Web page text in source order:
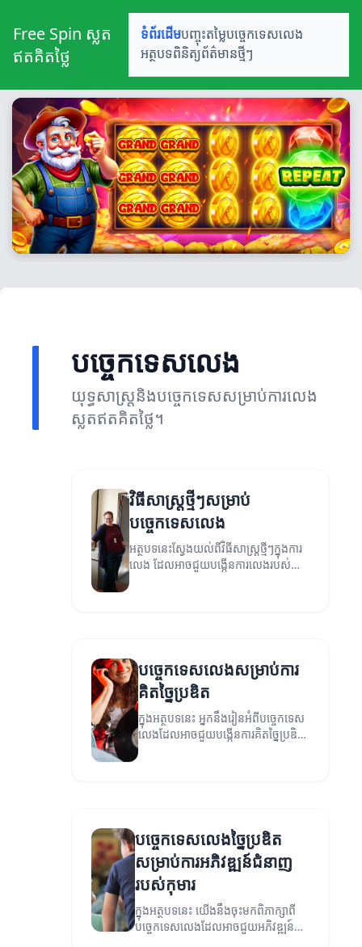
Free Spin ស្លត
ឥតគិតថ្លៃ
ទំព័រដើមបញ្ចុះតម្លៃបច្ចេកទេសលេង
អត្ថបទពិនិត្យព័ត៌មានថ្មីៗ
បច្ចេកទេសលេង
យុទ្ធសាស្ត្រនិងបច្ចេកទេសសម្រាប់ការលេង
ស្លតឥតគិតថ្លៃ។
វិធីសាស្ត្រថ្មីៗសម្រាប់
បច្ចេកទេសលេង
អត្ថបទនេះស្វែងយល់ពីវិធីសាស្ត្រថ្មីៗក្នុងការ
លេង ដែលអាចជួយបង្កើនការលេងរបស់
បច្ចេកទេសលេងសម្រាប់ការ
គិតច្នៃប្រឌិត
ក្នុងអត្ថបទនេះ អ្នកនឹងរៀនអំពីបច្ចេកទេស
លេងដែលអាចជួយបង្កើនការគិតច្នៃប្រឌិត
បច្ចេកទេសលេងច្នៃប្រឌិត
សម្រាប់ការអភិវឌ្ឍន៍ជំនាញ
របស់កុមារ
ក្នុងអត្ថបទនេះ យើងនឹងចុះមកពិភាក្សាពី
បច្ចេកទេសលេងដែលអាចជួយអភិវឌ្ឍន៍